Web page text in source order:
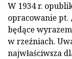
W 1934 r.
opracowanie pt.
będące
w rzeźniach.
najwłaściwsza